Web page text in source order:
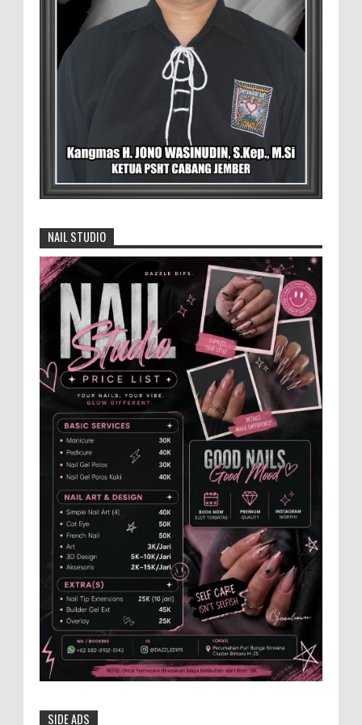
besar RSD.dr.Soebandi Jember saat melakukan kegiatan
rutin senam pagi, setelah senam dilanjutkan pe...
Pemilik Lahan Safi'i Dilaporkan Pencurian
dan Pengrusakan
Didampingi Kuasa Hukum Safi'i Datangi
Polres Jember MEMOPOS.vo.id, Jember -
Safi'i (76) warga Kreyongan, Kelurahan Patrang,
Digelontor Bantuan CSR Jumbo dan Bibit
Ternak Gratis ‎
‎BLORA – Wakil Bupati Blora Hj. Sri
Setyorini menghadiri Rapat Anggota Tahunan (RAT)
Kelompok Tani Hutan (KTH) Masjid Baitur Mulyo yang
dig...
Anggota Karang Taruna Urunan Demi
Nobar Indonesia Lawan Vietnam
Pertandingan sepakbola antara Tim
Indonesia dan Vietnam tidak dilewatkan
begitu saha oleh penggemar bola, termasuk karang
taruna bahkan mere...
Santri Milenial Siap Sukseskan Program
PTSL
Bupati Jember Gus Fawait bangga di
Jember kini memiliki organisasi santri
milenial, sehingga bisa turut membantu program
pembangunan daerah....
Menko Zulhas Wajibkan Program Makan
Bergizi Gratis Menyerap Bahan Pangan
dari Desa
NAIL STUDIO
SIDE ADS